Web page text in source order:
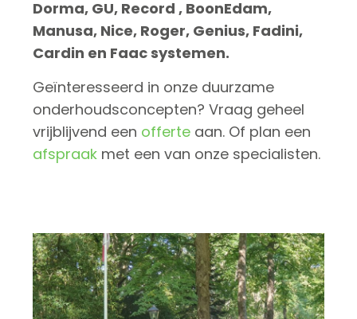
Dorma, GU, Record , BoonEdam,
Manusa, Nice, Roger, Genius, Fadini,
Cardin en Faac systemen.
Geïnteresseerd in onze duurzame
onderhoudsconcepten? Vraag geheel
vrijblijvend een offerteaan. Of plan een
afspraakmet een van onze specialisten.